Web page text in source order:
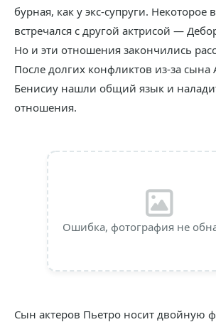
бурная, как у экс-супруги. Некоторое
встречался с другой актрисой —
Но и эти отношения закончились
После долгих конфликтов из-за сына
Бенисиу нашли общий язык и
отношения.
Ошибка, фотография не
Сын актеров Пьетро носит